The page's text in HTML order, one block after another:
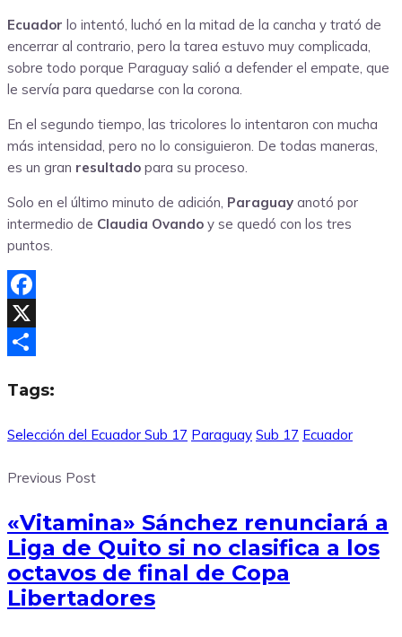
Ecuador lo intentó, luchó en la mitad de la cancha y trató de
encerrar al contrario, pero la tarea estuvo muy complicada,
sobre todo porque Paraguay salió a defender el empate, que
le servía para quedarse con la corona.
En el segundo tiempo, las tricolores lo intentaron con mucha
más intensidad, pero no lo consiguieron. De todas maneras,
es un gran resultado para su proceso.
Solo en el último minuto de adición, Paraguay anotó por
intermedio de Claudia Ovando y se quedó con los tres
puntos.
Facebook
X
Tags:
Selección del Ecuador Sub 17 Paraguay Sub 17 Ecuador
Previous Post
«Vitamina» Sánchez renunciará a
Liga de Quito si no clasifica a los
octavos de final de Copa
Libertadores